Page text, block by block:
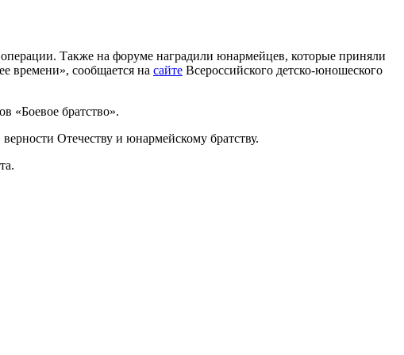
Также на форуме наградили юнармейцев, которые приняли
времени», сообщается на сайте Всероссийского детско-юношеского
«Боевое братство».
Отечеству и юнармейскому братству.